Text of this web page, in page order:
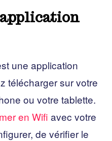
une application
télécharger sur votre
ou votre tablette.
en Wifi avec votre
de vérifier le